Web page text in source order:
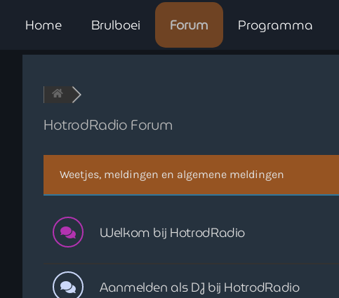
Home Brulboei Forum Programma
HotrodRadio Forum
Weetjes, meldingen en algemene meldingen
Welkom bij HotrodRadio
Aanmelden als DJ bij HotrodRadio